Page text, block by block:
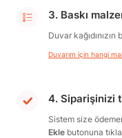
3. Baskı
Duvar
Duvarım için hangi
4. Siparişinizi
Sistem size
Ekle butonuna